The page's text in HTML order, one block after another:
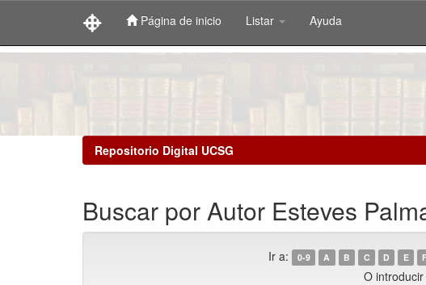
Página de inicio Listar Ayuda
Repositorio Digital UCSG
Buscar por Autor Esteves
Ir a: 0-9 A B C D E F
O